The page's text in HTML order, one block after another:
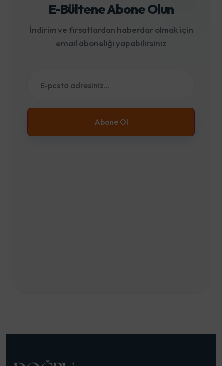
E-Bültene Abone Olun
İndirim ve fırsatlardan haberdar olmak için
email aboneliği yapabilirsiniz
Abone Ol